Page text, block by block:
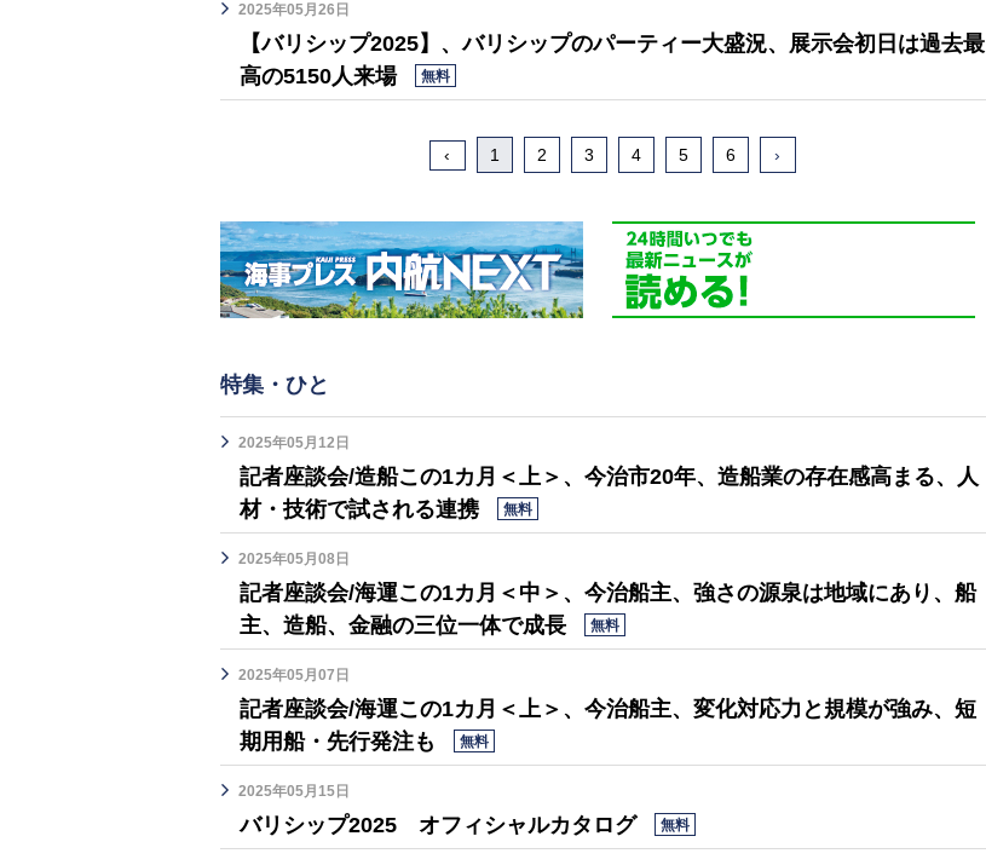
2025年05月26日
【バリシップ2025】、バリシップのパーティー大盛況、展示会初日は過去最
高の5150人来場
無料
‹ 1 2 3 4 5 6 ›
特集・ひと
2025年05月12日
記者座談会/造船この1カ月＜上＞、今治市20年、造船業の存在感高まる、人
材・技術で試される連携
無料
2025年05月08日
記者座談会/海運この1カ月＜中＞、今治船主、強さの源泉は地域にあり、船
主、造船、金融の三位一体で成長
無料
2025年05月07日
記者座談会/海運この1カ月＜上＞、今治船主、変化対応力と規模が強み、短
期用船・先行発注も
無料
2025年05月15日
バリシップ2025 オフィシャルカタログ 無料